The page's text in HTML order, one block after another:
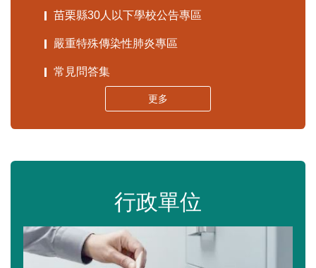
苗栗縣30人以下學校公告專區
嚴重特殊傳染性肺炎專區
常見問答集
更多
行政單位